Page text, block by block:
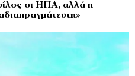
οι ΗΠΑ, αλλά η